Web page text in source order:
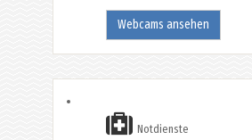
Webcams ansehen
Notdienste